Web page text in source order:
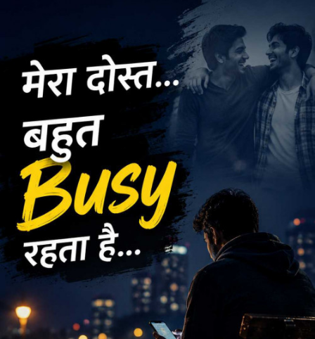
फिर करते क्यूँ अनजान की बातें।
हम है नये अनुभव हीन
तो क्या है कर्म से हीन
तो फिर क्या है ग्यान की बातें।।।।